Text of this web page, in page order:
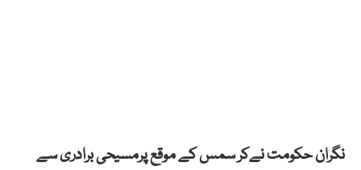
نگران حکومت نےکر سمس کے موقع پرمسیحی برادری سے